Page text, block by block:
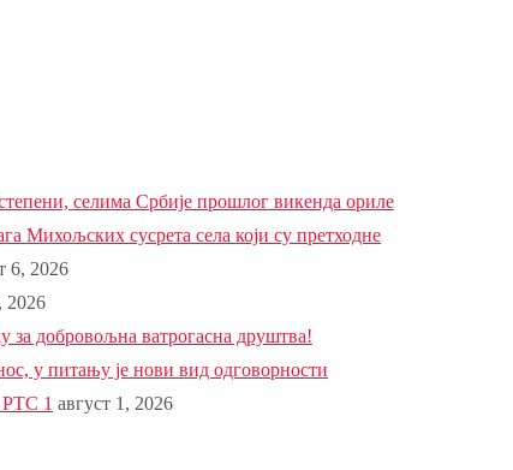
селима Србије прошлог викенда ориле
Михољских сусрета села који су претходне
6, 2026
2026
добровољна ватрогасна друштва!
у питању је нови вид одговорности
РТС 1 август 1, 2026